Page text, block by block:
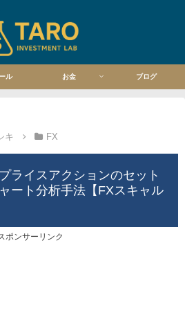
ル お金 ブログ
キ FX
ライスアクションのセット
ート分析手法【FXスキャル
ポンサーリンク